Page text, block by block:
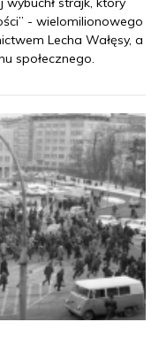
- wielomilionowego
Lecha Wałęsy, a
społecznego.